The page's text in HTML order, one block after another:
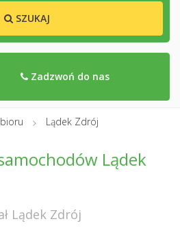
SZUKAJ
Zadzwoń do nas
Lądek Zdrój
Lądek
Lądek Zdrój